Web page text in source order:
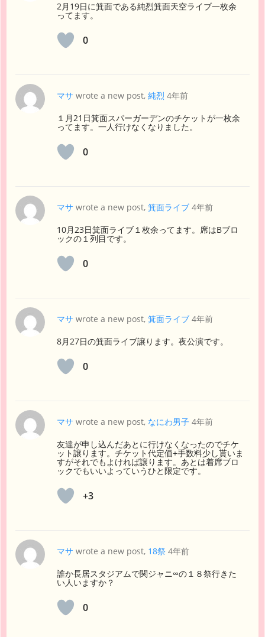
2月19日に箕面である純烈箕面天空ライブ一枚余
ってます。
0
マサ wrote a new post, 純烈 4年前
１月21日箕面スパーガーデンのチケットが一枚余
ってます。一人行けなくなりました。
0
マサ wrote a new post, 箕面ライブ 4年前
10月23日箕面ライブ１枚余ってます。席はBブロ
ックの１列目です。
0
マサ wrote a new post, 箕面ライブ 4年前
8月27日の箕面ライブ譲ります。夜公演です。
0
マサ wrote a new post, なにわ男子 4年前
友達が申し込んだあとに行けなくなったのでチケ
ット譲ります。チケット代定価+手数料少し貰いま
すがそれでもよければ譲ります。あとは着席ブロ
ックでもいいよっていうひと限定です。
+3
マサ wrote a new post, 18祭 4年前
誰か長居スタジアムで関ジャニ∞の１８祭行きた
い人いますか？
0